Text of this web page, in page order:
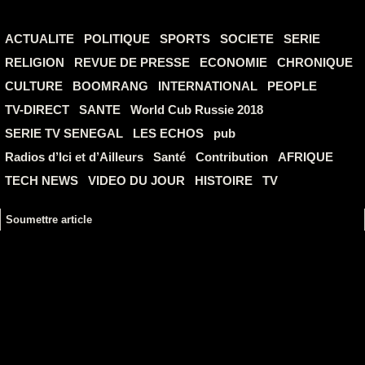
ACTUALITE POLITIQUE SPORTS SOCIETE
SERIE
RELIGION
REVUE DE PRESSE ECONOMIE
CHRONIQUE
CULTURE
BOOMRANG INTERNATIONAL
PEOPLE
TV-DIRECT
SANTE
World Cub Russie 2018
SERIE TV SENEGAL
LES ECHOS
pub
Radios d’Ici et d’Ailleurs
Santé Contribution
AFRIQUE
TECH NEWS
VIDEO DU JOUR HISTOIRE TV
Soumettre article